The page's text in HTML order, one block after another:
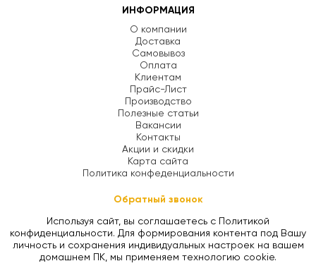
ИНФОРМАЦИЯ
О компании
Доставка
Самовывоз
Оплата
Клиентам
Прайс-Лист
Производство
Полезные статьи
Вакансии
Контакты
Акции и скидки
Карта сайта
Политика конфеденциальности
Обратный звонок
Используя сайт, вы соглашаетесь с Политикой
конфиденциальности. Для формирования контента под Вашу
личность и сохранения индивидуальных настроек на вашем
домашнем ПК, мы применяем технологию cookie.